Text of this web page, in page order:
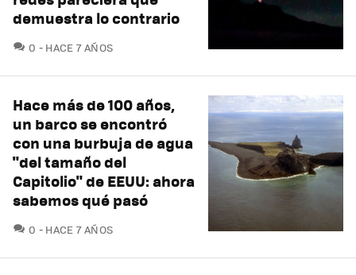
demuestra lo contrario
0 COMENTARIOS
HACE 7 AÑOS
Hace más de 100 años,
un barco se encontró
con una burbuja de agua
"del tamaño del
Capitolio" de EEUU: ahora
sabemos qué pasó
0 COMENTARIOS
HACE 7 AÑOS